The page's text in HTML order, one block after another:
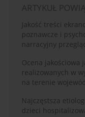
ARTYKUŁ
Jakość treści
poznawcze i
narracyjny
Ocena jakościowa
realizowanych w
na terenie
Najczęstsza
dzieci